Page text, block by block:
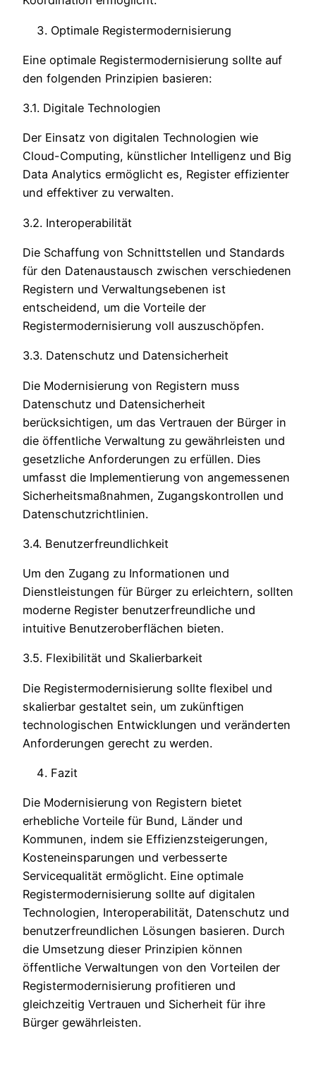
Optimale Registermodernisierung
Eine optimale Registermodernisierung sollte auf
den folgenden Prinzipien basieren:
3.1. Digitale Technologien
Der Einsatz von digitalen Technologien wie
Cloud-Computing, künstlicher Intelligenz und Big
Data Analytics ermöglicht es, Register effizienter
und effektiver zu verwalten.
3.2. Interoperabilität
Die Schaffung von Schnittstellen und Standards
für den Datenaustausch zwischen verschiedenen
Registern und Verwaltungsebenen ist
entscheidend, um die Vorteile der
Registermodernisierung voll auszuschöpfen.
3.3. Datenschutz und Datensicherheit
Die Modernisierung von Registern muss
Datenschutz und Datensicherheit
berücksichtigen, um das Vertrauen der Bürger in
die öffentliche Verwaltung zu gewährleisten und
gesetzliche Anforderungen zu erfüllen. Dies
umfasst die Implementierung von angemessenen
Sicherheitsmaßnahmen, Zugangskontrollen und
Datenschutzrichtlinien.
3.4. Benutzerfreundlichkeit
Um den Zugang zu Informationen und
Dienstleistungen für Bürger zu erleichtern, sollten
moderne Register benutzerfreundliche und
intuitive Benutzeroberflächen bieten.
3.5. Flexibilität und Skalierbarkeit
Die Registermodernisierung sollte flexibel und
skalierbar gestaltet sein, um zukünftigen
technologischen Entwicklungen und veränderten
Anforderungen gerecht zu werden.
Fazit
Die Modernisierung von Registern bietet
erhebliche Vorteile für Bund, Länder und
Kommunen, indem sie Effizienzsteigerungen,
Kosteneinsparungen und verbesserte
Servicequalität ermöglicht. Eine optimale
Registermodernisierung sollte auf digitalen
Technologien, Interoperabilität, Datenschutz und
benutzerfreundlichen Lösungen basieren. Durch
die Umsetzung dieser Prinzipien können
öffentliche Verwaltungen von den Vorteilen der
Registermodernisierung profitieren und
gleichzeitig Vertrauen und Sicherheit für ihre
Bürger gewährleisten.